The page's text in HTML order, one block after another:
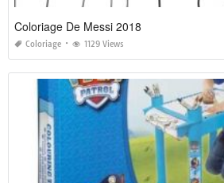
Coloriage De Messi 2018
Coloriage 1129 Views